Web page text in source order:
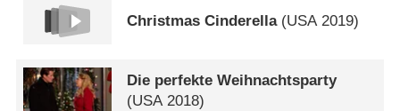
Christmas Cinderella(USA2019)
Die perfekte Weihnachtsparty
(USA2018)